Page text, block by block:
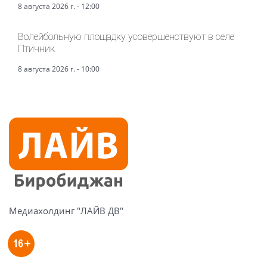
8 августа 2026 г. - 12:00
Волейбольную площадку усовершенствуют в селе
Птичник
8 августа 2026 г. - 10:00
Медиахолдинг "ЛАЙВ ДВ"